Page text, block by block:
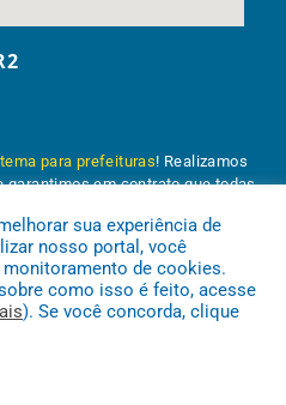
para prefeituras! Realizamos
garantimos em contrato que todas
Pública
sua experiência de
nosso portal, você
de cookies.
como isso é feito, acesse
). Se você concorda, clique